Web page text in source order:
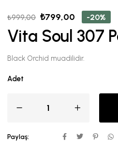
₺999,00 ₺799,00 -20%
Vita Soul 307
Black Orchid muadilidir.
Adet
Paylaş: